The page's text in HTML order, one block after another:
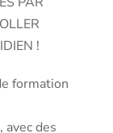
!
formation
avec des